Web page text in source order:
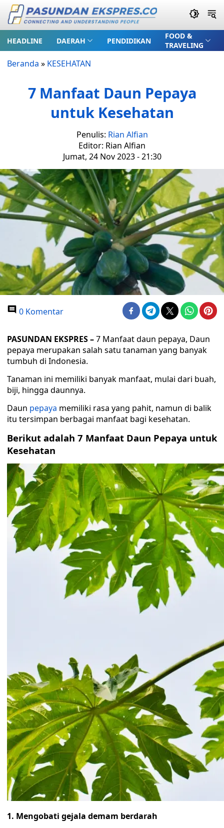
HEADLINE DAERAH PENDIDIKAN
FOOD &
TRAVELING
Beranda » KESEHATAN
7 Manfaat Daun Pepaya
untuk Kesehatan
Penulis: Rian Alfian
Editor: Rian Alfian
Jumat, 24 Nov 2023 - 21:30
0 Komentar
PASUNDAN EKSPRES –7 Manfaat daun pepaya, Daun
pepaya merupakan salah satu tanaman yang banyak
tumbuh di Indonesia.
Tanaman ini memiliki banyak manfaat, mulai dari buah,
biji, hingga daunnya.
Daun pepaya memiliki rasa yang pahit, namun di balik
itu tersimpan berbagai manfaat bagi kesehatan.
Berikut adalah 7 Manfaat Daun Pepaya untuk
Kesehatan
1. Mengobati gejala demam berdarah